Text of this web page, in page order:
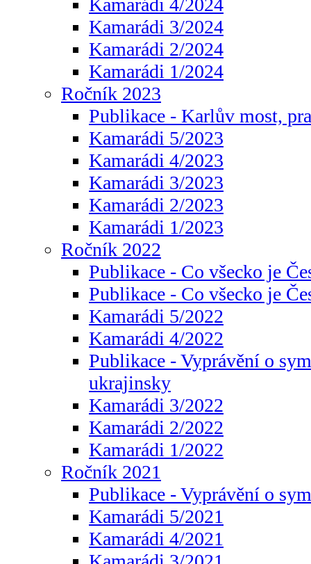
Kamarádi 4/2024
Kamarádi 3/2024
Kamarádi 2/2024
Kamarádi 1/2024
Ročník 2023
Publikace - Karlův most,
Kamarádi 5/2023
Kamarádi 4/2023
Kamarádi 3/2023
Kamarádi 2/2023
Kamarádi 1/2023
Ročník 2022
Publikace - Co všecko je
Publikace - Co všecko je
Kamarádi 5/2022
Kamarádi 4/2022
Publikace - Vyprávění o
ukrajinsky
Kamarádi 3/2022
Kamarádi 2/2022
Kamarádi 1/2022
Ročník 2021
Publikace - Vyprávění o
Kamarádi 5/2021
Kamarádi 4/2021